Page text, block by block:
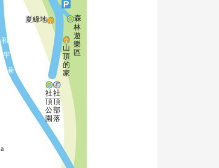
森
林
遊
樂
區
社
頂
公
園
社
頂
部
落
和
平
巷
夏綠地
山
頂
的
家